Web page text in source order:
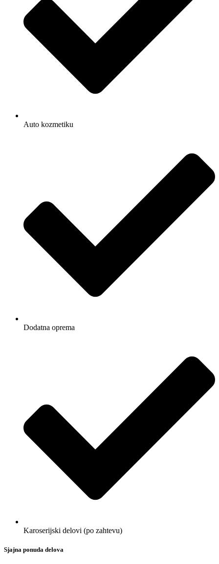
Auto kozmetiku
Dodatna oprema
Karoserijski delovi (po zahtevu)
Sjajna ponuda delova